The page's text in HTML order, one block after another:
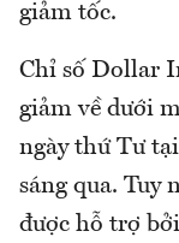
giảm tốc.
Chỉ số Dollar
giảm về dưới
ngày thứ Tư
sáng qua. Tuy
được hỗ trợ